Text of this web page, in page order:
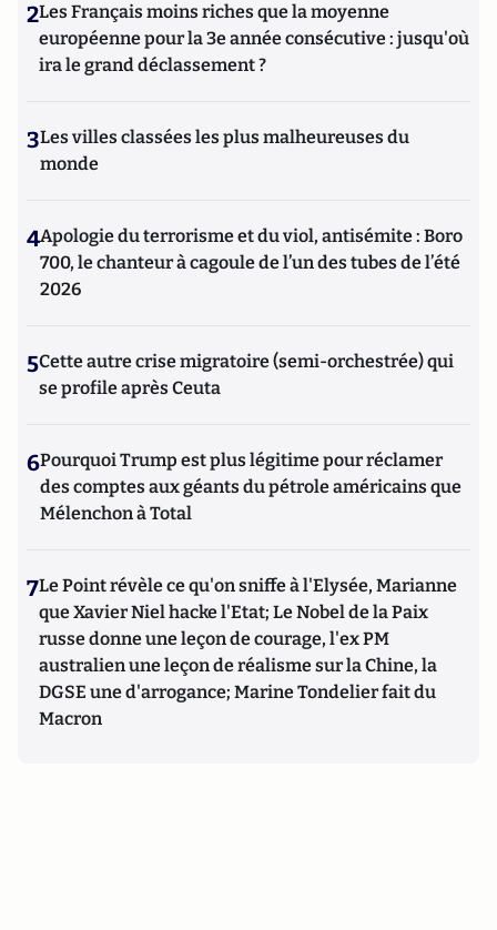
2Les Français moins riches que la moyenne
européenne pour la 3e année consécutive : jusqu'où
ira le grand déclassement ?
3Les villes classées les plus malheureuses du
monde
4Apologie du terrorisme et du viol, antisémite : Boro
700, le chanteur à cagoule de l’un des tubes de l’été
2026
5Cette autre crise migratoire (semi-orchestrée) qui
se profile après Ceuta
6Pourquoi Trump est plus légitime pour réclamer
des comptes aux géants du pétrole américains que
Mélenchon à Total
7Le Point révèle ce qu'on sniffe à l'Elysée, Marianne
que Xavier Niel hacke l'Etat; Le Nobel de la Paix
russe donne une leçon de courage, l'ex PM
australien une leçon de réalisme sur la Chine, la
DGSE une d'arrogance; Marine Tondelier fait du
Macron